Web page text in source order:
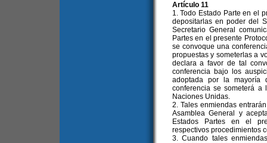
Artículo 11
1. Todo Estado Parte en el
depositarlas en poder del
Secretario General
Partes en el presente
se convoque una
propuestas y someterlas a
declara a favor de tal
conferencia bajo los
adoptada por la mayoría
conferencia se someterá
Naciones Unidas.
2. Tales enmiendas
Asamblea General y
Estados Partes en el
respectivos procedimientos
3. Cuando tales